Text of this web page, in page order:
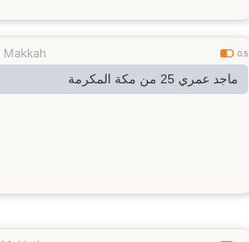
Makkah 0.5
ماجد عمري 25 من مكة المكرمة